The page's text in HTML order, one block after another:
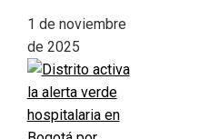
1 de noviembre
de 2025